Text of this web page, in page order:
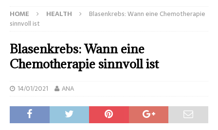
HOME HEALTH
Blasenkrebs: Wann eine Chemotherapie
sinnvoll ist
Blasenkrebs: Wann eine
Chemotherapie sinnvoll ist
14/01/2021 ANA